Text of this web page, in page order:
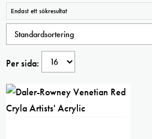
Endast ett sökresultat
Per sida: